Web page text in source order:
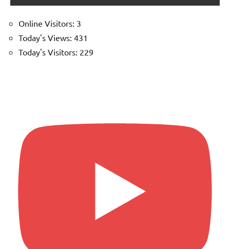
Online Visitors: 3
Today's Views: 431
Today's Visitors: 229